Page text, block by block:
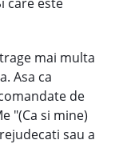
mai multa
Asa ca
de
"(Ca si mine)
sau a